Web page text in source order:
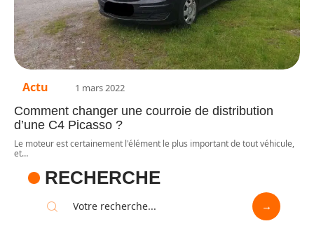
Actu 1 mars 2022
Comment changer une courroie de distribution
d’une C4 Picasso ?
Le moteur est certainement l'élément le plus important de tout véhicule,
et…
RECHERCHE